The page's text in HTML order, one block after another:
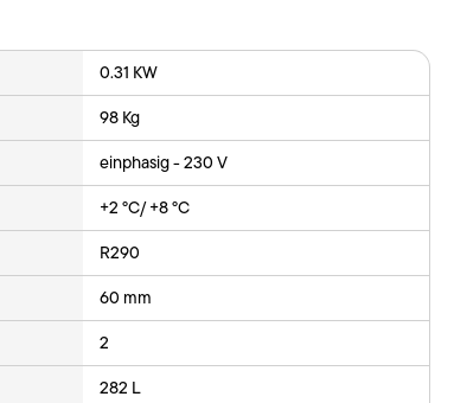
0.31 KW
98 Kg
einphasig - 230 V
+2 °C/ +8 °C
R290
60 mm
2
282 L